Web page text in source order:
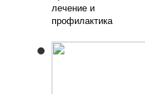
лечение и
профилактика